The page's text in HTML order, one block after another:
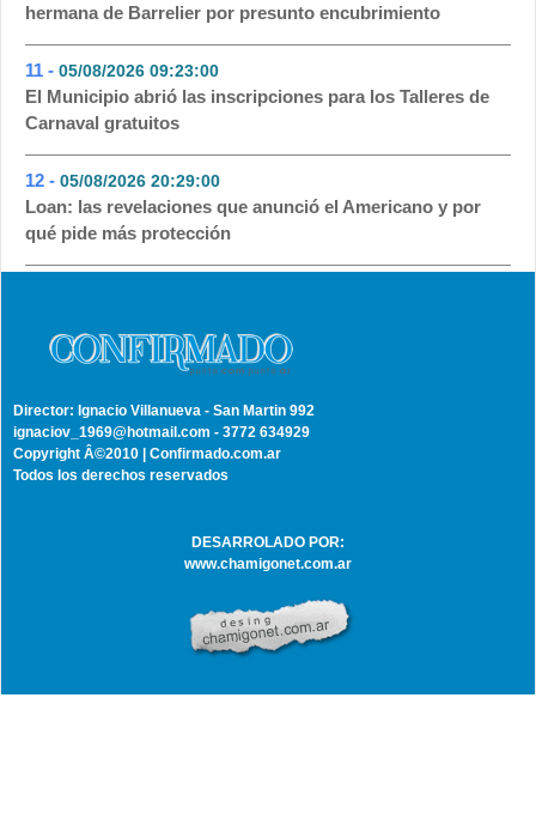
hermana de Barrelier por presunto encubrimiento
11 - 05/08/2026 09:23:00
El Municipio abrió las inscripciones para los Talleres de
Carnaval gratuitos
12 - 05/08/2026 20:29:00
Loan: las revelaciones que anunció el Americano y por
qué pide más protección
Director: Ignacio Villanueva - San Martin 992
ignaciov_1969@hotmail.com - 3772 634929
Copyright Â©2010 | Confirmado.com.ar
Todos los derechos reservados
DESARROLADO POR:
www.chamigonet.com.ar